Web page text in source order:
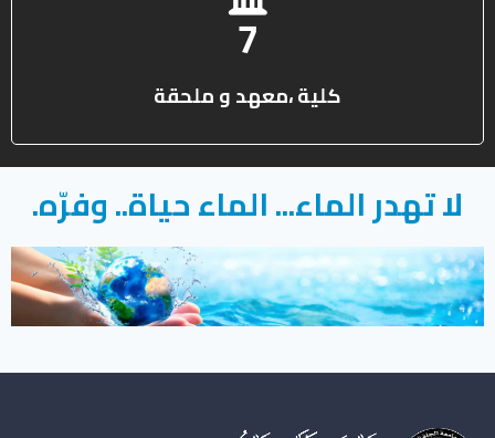
10
كلية ،معهد و ملحقة
لا تهدر الماء... الماء حياة.. وفرّه.